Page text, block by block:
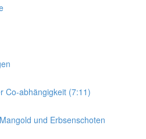
Co-abhängigkeit (7:11)
und Erbsenschoten